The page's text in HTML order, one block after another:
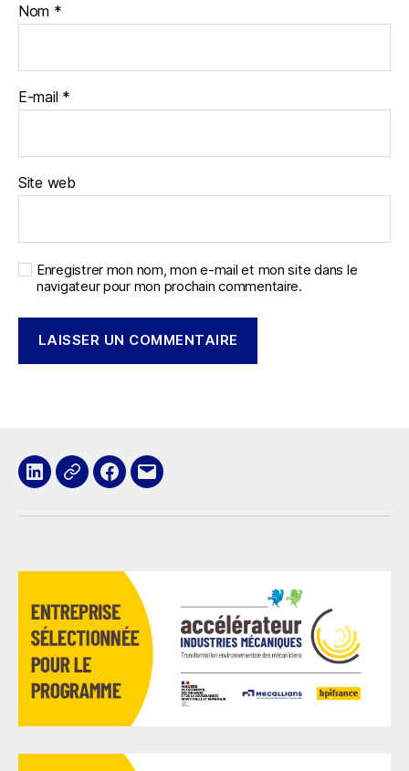
Nom *
E-mail *
Site web
Enregistrer mon nom, mon e-mail et mon site dans le
navigateur pour mon prochain commentaire.
LinkedIn
x Facebook
E-